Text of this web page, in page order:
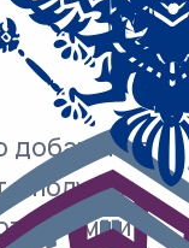
в
и получить
и